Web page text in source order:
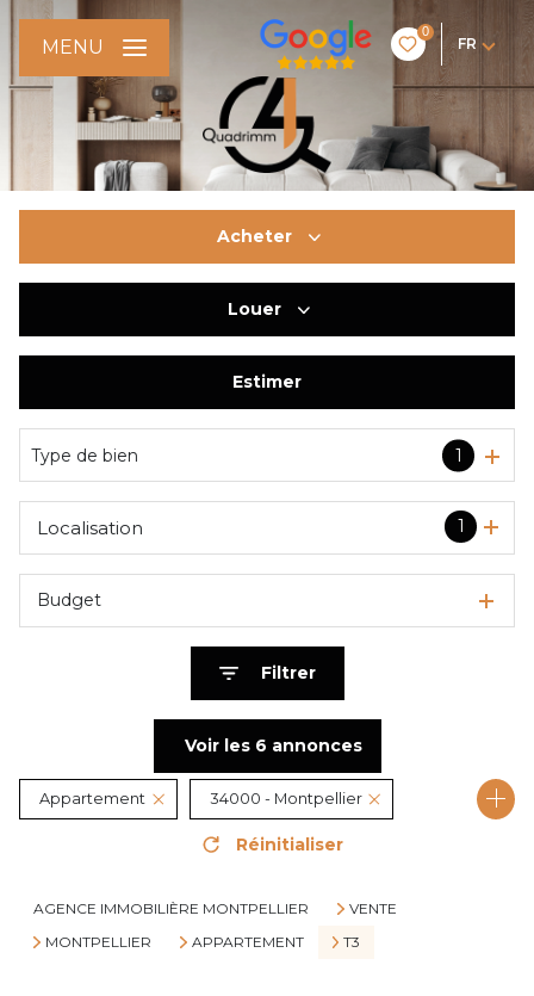
0
FR
MENU
Acheter
De l'immo pro
Louer
Estimer
Type de bien 1
1
Localisation
Budget
Filtrer
Voir les 6 annonces
Appartement 34000 - Montpellier
Réinitialiser
AGENCE IMMOBILIÈRE MONTPELLIER
VENTE
MONTPELLIER
APPARTEMENT T3